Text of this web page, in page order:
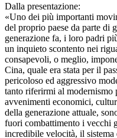
Dalla presentazione:
«Uno dei più importanti
del proprio paese da parte di
generazione fa, i loro padri
un inquieto scontento nei
consapevoli, o meglio,
Cina, quale era stata per il
pericoloso ed aggressivo
tanto riferirmi al modernismo
avvenimenti economici,
della generazione attuale,
fuori combattimento i vecchi
incredibile velocità, il sistema